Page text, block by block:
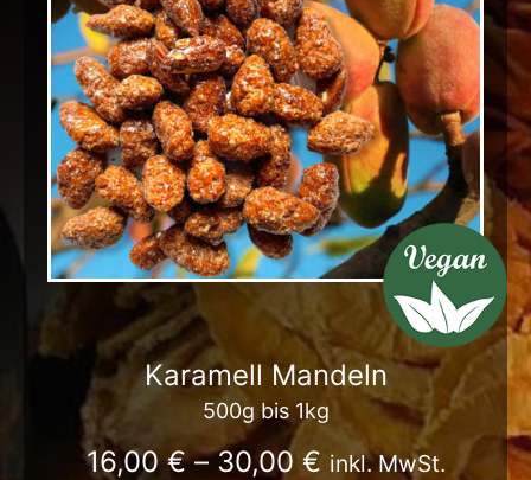
Karamell Mandeln
500g bis 1kg
16,00€–30,00€ inkl. MwSt.